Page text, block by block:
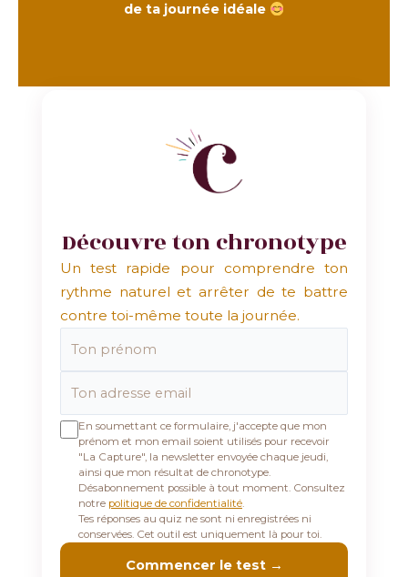
de ta journée idéale
Découvre ton chronotype
Un test rapide pour comprendre ton
rythme naturel et arrêter de te battre
contre toi-même toute la journée.
En soumettant ce formulaire, j'accepte que mon
prénom et mon email soient utilisés pour recevoir
"La Capture", la newsletter envoyée chaque jeudi,
ainsi que mon résultat de chronotype.
Désabonnement possible à tout moment. Consultez
notre politique de confidentialité.
Tes réponses au quiz ne sont ni enregistrées ni
conservées. Cet outil est uniquement là pour toi.
Commencer le test →